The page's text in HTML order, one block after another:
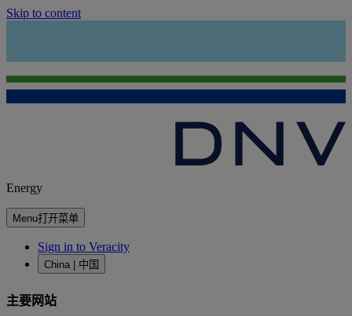
Skip to content
Energy
Menu打开菜单
Sign in to Veracity
China | 中国
主要网站